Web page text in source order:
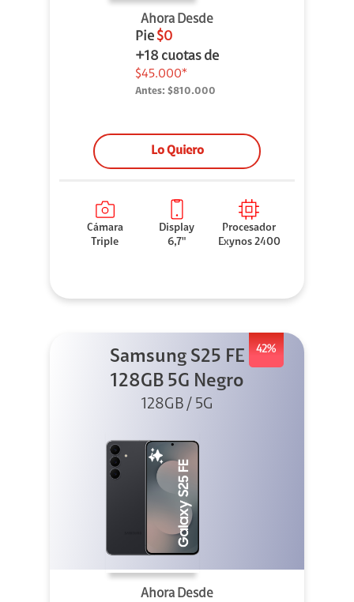
Ahora Desde
Pie $0
+18 cuotas de
$45.000*
Antes: $810.000
Lo Quiero
Cámara
Triple
Display
6,7"
Procesador
Exynos 2400
42%
Samsung S25 FE
128GB 5G Negro
128GB / 5G
Ahora Desde